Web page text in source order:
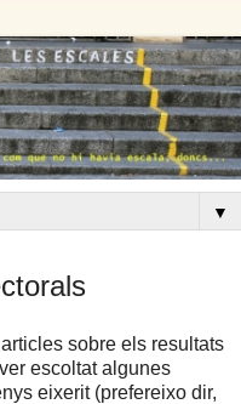
▼
sobre els resultats
escoltat algunes
eixerit (prefereixo dir,